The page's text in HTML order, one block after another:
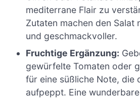
mediterrane Flair zu
Zutaten machen den Salat
und geschmackvoller.
Fruchtige Ergänzung:
gewürfelte Tomaten oder
für eine süßliche Note, die
aufpeppt. Eine